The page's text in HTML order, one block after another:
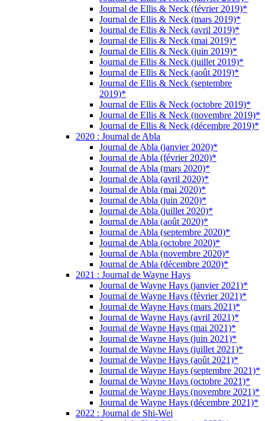
Journal de Ellis & Neck (février 2019)*
Journal de Ellis & Neck (mars 2019)*
Journal de Ellis & Neck (avril 2019)*
Journal de Ellis & Neck (mai 2019)*
Journal de Ellis & Neck (juin 2019)*
Journal de Ellis & Neck (juillet 2019)*
Journal de Ellis & Neck (août 2019)*
Journal de Ellis & Neck (septembre
2019)*
Journal de Ellis & Neck (octobre 2019)*
Journal de Ellis & Neck (novembre 2019)*
Journal de Ellis & Neck (décembre 2019)*
2020 : Journal de Abla
Journal de Abla (janvier 2020)*
Journal de Abla (février 2020)*
Journal de Abla (mars 2020)*
Journal de Abla (avril 2020)*
Journal de Abla (mai 2020)*
Journal de Abla (juin 2020)*
Journal de Abla (juillet 2020)*
Journal de Abla (août 2020)*
Journal de Abla (septembre 2020)*
Journal de Abla (octobre 2020)*
Journal de Abla (novembre 2020)*
Journal de Abla (décembre 2020)*
2021 : Journal de Wayne Hays
Journal de Wayne Hays (janvier 2021)*
Journal de Wayne Hays (février 2021)*
Journal de Wayne Hays (mars 2021)*
Journal de Wayne Hays (avril 2021)*
Journal de Wayne Hays (mai 2021)*
Journal de Wayne Hays (juin 2021)*
Journal de Wayne Hays (juillet 2021)*
Journal de Wayne Hays (août 2021)*
Journal de Wayne Hays (septembre 2021)*
Journal de Wayne Hays (octobre 2021)*
Journal de Wayne Hays (novembre 2021)*
Journal de Wayne Hays (décembre 2021)*
2022 : Journal de Shi-Wei